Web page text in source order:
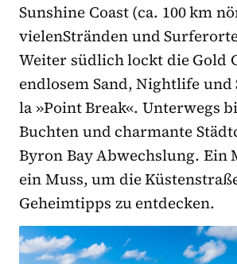
Sunshine Coast (ca. 100 km
vielenStränden und
Weiter südlich lockt die Gold
endlosem Sand, Nightlife
la »Point Break«. Unterwegs
Buchten und charmante
Byron Bay Abwechslung. Ein
ein Muss, um die
Geheimtipps zu entdecken.